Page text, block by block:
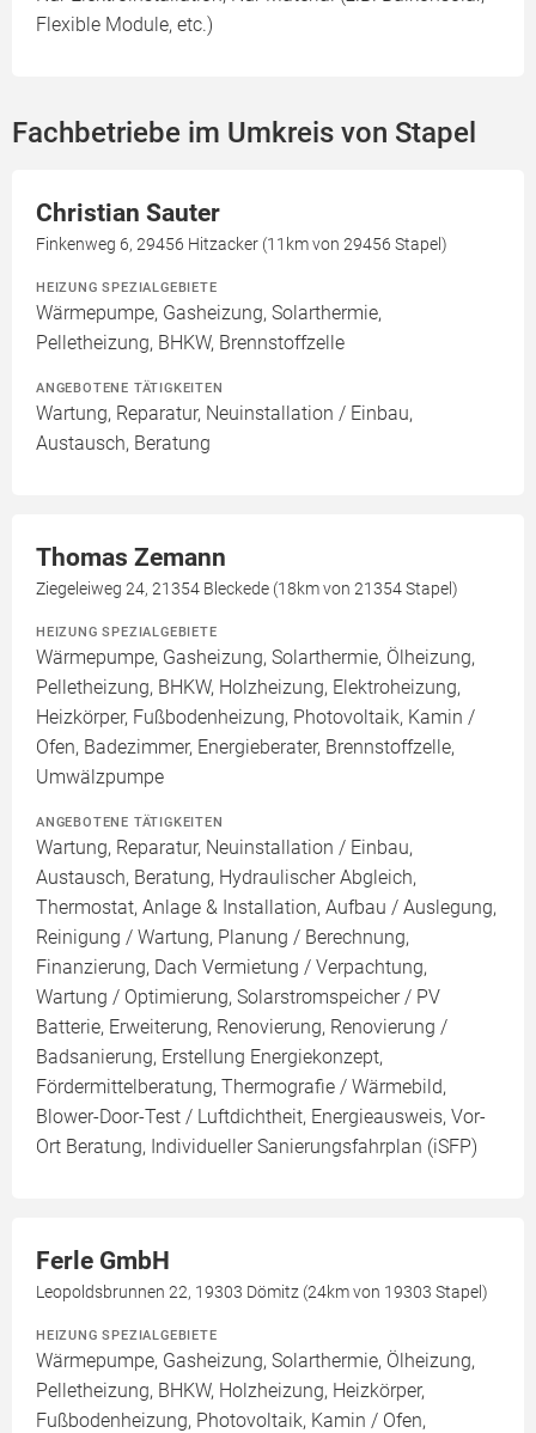
Flexible Module, etc.)
Fachbetriebe im Umkreis von Stapel
Christian Sauter
Finkenweg 6, 29456 Hitzacker (11km von 29456 Stapel)
HEIZUNG SPEZIALGEBIETE
Wärmepumpe, Gasheizung, Solarthermie,
Pelletheizung, BHKW, Brennstoffzelle
ANGEBOTENE TÄTIGKEITEN
Wartung, Reparatur, Neuinstallation / Einbau,
Austausch, Beratung
Thomas Zemann
Ziegeleiweg 24, 21354 Bleckede (18km von 21354 Stapel)
HEIZUNG SPEZIALGEBIETE
Wärmepumpe, Gasheizung, Solarthermie, Ölheizung,
Pelletheizung, BHKW, Holzheizung, Elektroheizung,
Heizkörper, Fußbodenheizung, Photovoltaik, Kamin /
Ofen, Badezimmer, Energieberater, Brennstoffzelle,
Umwälzpumpe
ANGEBOTENE TÄTIGKEITEN
Wartung, Reparatur, Neuinstallation / Einbau,
Austausch, Beratung, Hydraulischer Abgleich,
Thermostat, Anlage & Installation, Aufbau / Auslegung,
Reinigung / Wartung, Planung / Berechnung,
Finanzierung, Dach Vermietung / Verpachtung,
Wartung / Optimierung, Solarstromspeicher / PV
Batterie, Erweiterung, Renovierung, Renovierung /
Badsanierung, Erstellung Energiekonzept,
Fördermittelberatung, Thermografie / Wärmebild,
Blower-Door-Test / Luftdichtheit, Energieausweis, Vor-
Ort Beratung, Individueller Sanierungsfahrplan (iSFP)
Ferle GmbH
Leopoldsbrunnen 22, 19303 Dömitz (24km von 19303 Stapel)
HEIZUNG SPEZIALGEBIETE
Wärmepumpe, Gasheizung, Solarthermie, Ölheizung,
Pelletheizung, BHKW, Holzheizung, Heizkörper,
Fußbodenheizung, Photovoltaik, Kamin / Ofen,